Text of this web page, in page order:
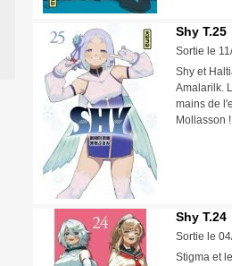
Shy T.25
Sortie le
Shy et
Amalarilk.
mains de
Shy T.24
Sortie le
Stigma et